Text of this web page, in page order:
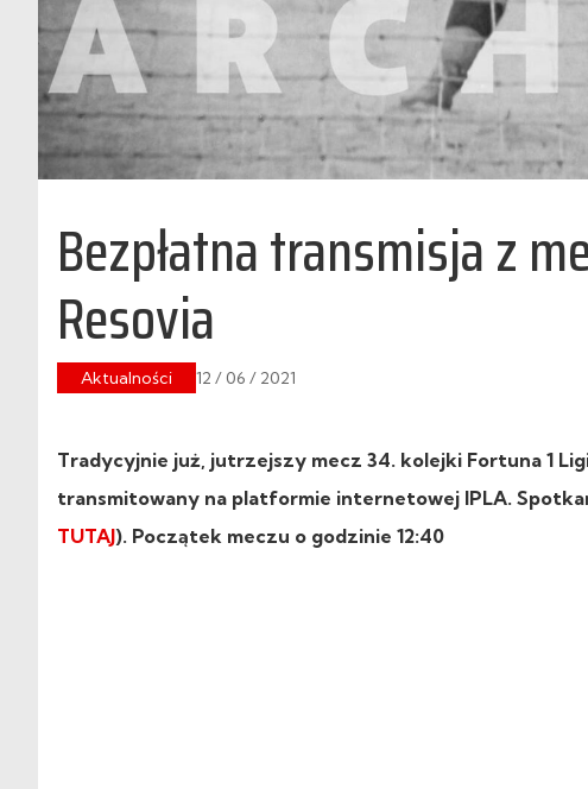
Bezpłatna transmisja z
Resovia
Aktualności 12 / 06 / 2021
Tradycyjnie już, jutrzejszy mecz 34. kolejki Fortuna 1
transmitowany na platformie internetowej IPLA.
TUTAJ). Początek meczu o godzinie 12:40